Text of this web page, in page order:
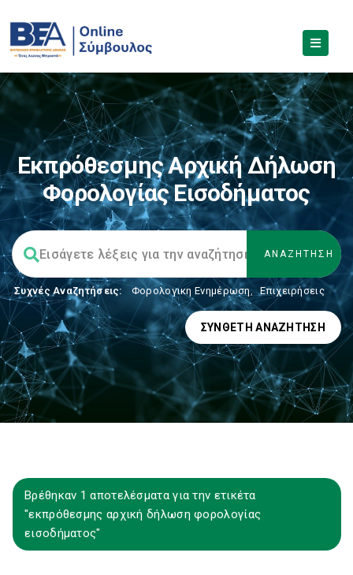
Εκπρόθεσμης Αρχική Δήλωση
Φορολογίας Εισοδήματος
Συχνές Αναζητήσεις: Φορολογικη Ενημέρωση, Επιχειρήσεις
ΣΎΝΘΕΤΗ ΑΝΑΖΉΤΗΣΗ
Βρέθηκαν 1 αποτελέσματα για την ετικέτα
"εκπρόθεσμης αρχική δήλωση φορολογίας
εισοδήματος"